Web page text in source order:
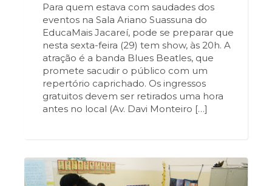
Para quem estava com saudades dos
eventos na Sala Ariano Suassuna do
EducaMais Jacareí, pode se preparar que
nesta sexta-feira (29) tem show, às 20h. A
atração é a banda Blues Beatles, que
promete sacudir o público com um
repertório caprichado. Os ingressos
gratuitos devem ser retirados uma hora
antes no local (Av. Davi Monteiro […]